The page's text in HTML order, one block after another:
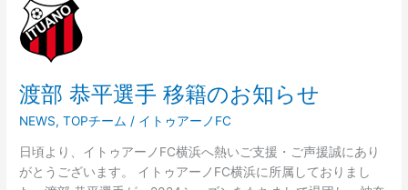
渡部 恭平選手 移籍のお知らせ
NEWS,TOPチーム / イトゥアーノFC
日頃より、イトゥアーノFC横浜へ熱いご支援・ご声援誠にあり
がとうございます。 イトゥアーノFC横浜に所属しておりまし
部
恭
平
手
移
籍
の
お